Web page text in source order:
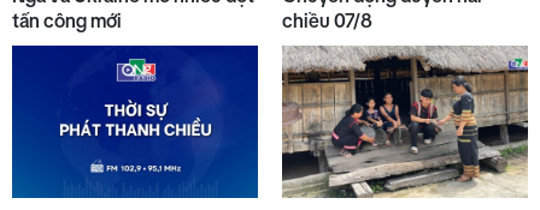
tấn công mới
chiều 07/8